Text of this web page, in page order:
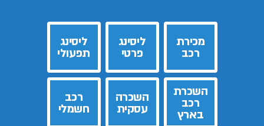
מכירת
רכב
ליסינג
פרטי
ליסינג
תפעולי
השכרת
רכב
בארץ
השכרה
עסקית
רכב
חשמלי